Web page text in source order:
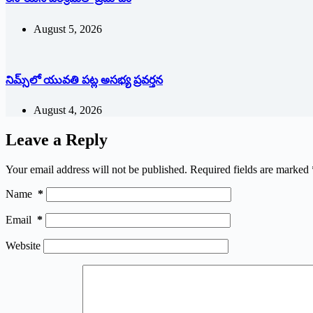
August 5, 2026
నిమ్స్‌లో యువతి పట్ల అసభ్య ప్రవర్తన
August 4, 2026
Leave a Reply
Your email address will not be published. Required fields are marked
Name *
Email *
Website